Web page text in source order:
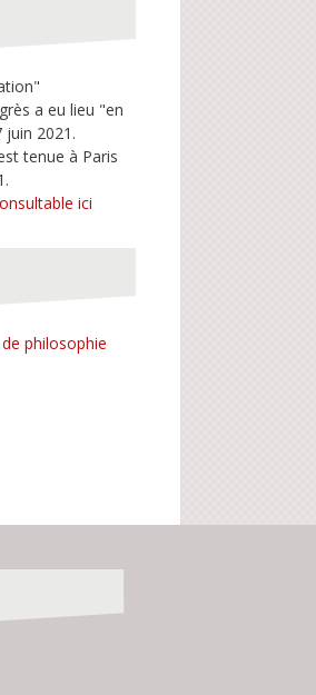
a eu lieu "en
juin 2021.
tenue à Paris
ici
philosophie